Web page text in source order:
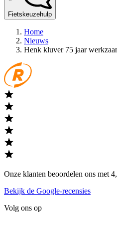
Fietskeuzehulp
Home
Nieuws
Henk kluver 75 jaar
Onze klanten beoordelen ons met
Bekijk de Google-recensies
Volg ons op